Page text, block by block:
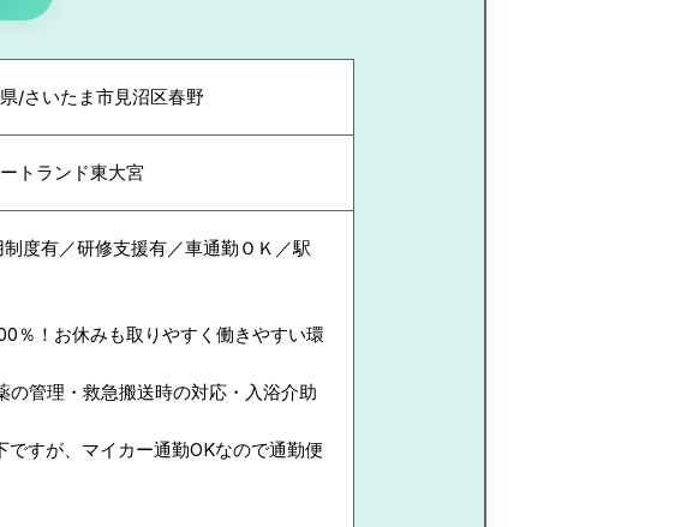
/さいたま市見沼区春野
トランド東大宮
度有／研修支援有／車通勤ＯＫ／駅
％！お休みも取りやすく働きやすい環
管理・救急搬送時の対応・入浴介助
すが、マイカー通勤OKなので通勤便